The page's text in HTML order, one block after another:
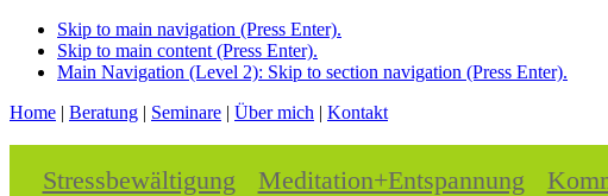
Skip to main navigation (Press Enter).
Skip to main content (Press Enter).
Main Navigation (Level 2): Skip to section navigation (Press Enter).
Home | Beratung | Seminare | Über mich | Kontakt
Stressbewältigung Meditation+Entspannung